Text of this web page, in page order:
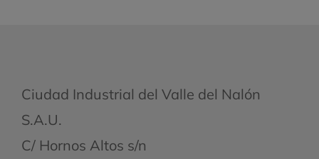
Ciudad Industrial del Valle del Nalón
S.A.U.
C/ Hornos Altos s/n